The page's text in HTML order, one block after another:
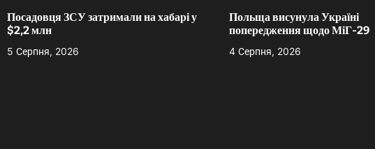
Посадовця ЗСУ затримали на хабарі у
$2,2 млн
5 Серпня, 2026
Польща висунула Україні
попередження щодо МіГ-29
4 Серпня, 2026